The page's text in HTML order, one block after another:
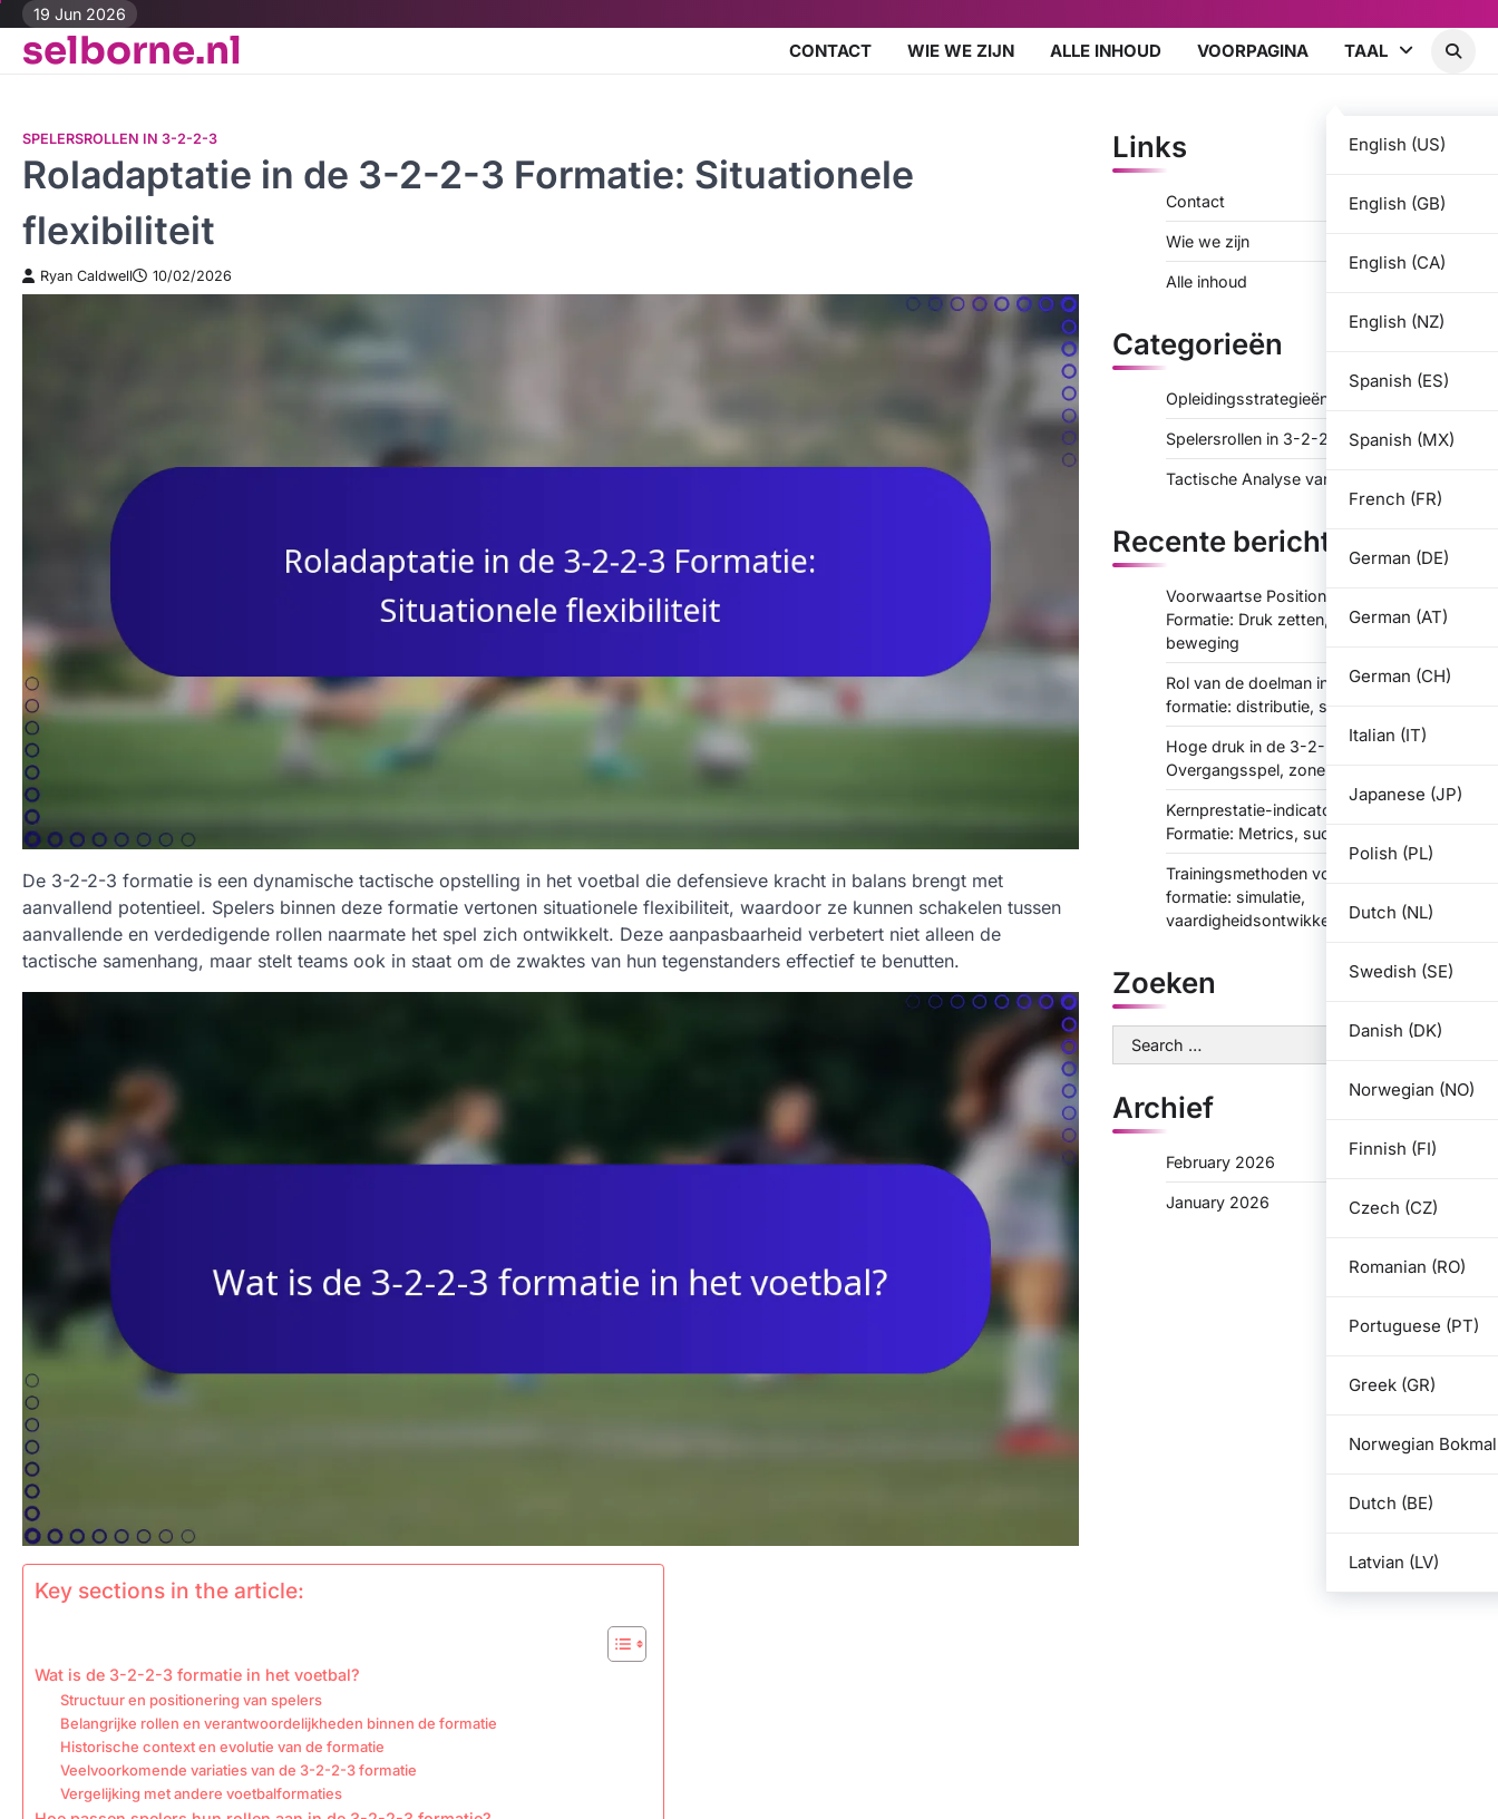
Skip
content
19 Jun 2026
selborne.nl CONTACT WIE WE ZIJN ALLE INHOUD VOORPAGINA TAAL
English (US)
English (GB)
English (CA)
English (NZ)
Spanish (ES)
Spanish (MX)
French (FR)
German (DE)
German (AT)
German (CH)
Italian (IT)
Japanese (JP)
Polish (PL)
Dutch (NL)
Swedish (SE)
Danish (DK)
Norwegian (NO)
Finnish (FI)
Czech (CZ)
Romanian (RO)
Portuguese (PT)
Greek (GR)
Norwegian
Dutch (BE)
Latvian (LV)
SPELERSROLLEN IN 3-2-2-3
Roladaptatie in de 3-2-2-3 Formatie: Situationele
flexibiliteit
Ryan Caldwell 10/02/2026
De 3-2-2-3 formatie is een dynamische tactische opstelling in het voetbal die defensieve kracht in balans brengt met
aanvallend potentieel. Spelers binnen deze formatie vertonen situationele flexibiliteit, waardoor ze kunnen schakelen tussen
aanvallende en verdedigende rollen naarmate het spel zich ontwikkelt. Deze aanpasbaarheid verbetert niet alleen de
tactische samenhang, maar stelt teams ook in staat om de zwaktes van hun tegenstanders effectief te benutten.
Key sections in the article:
Wat is de 3-2-2-3 formatie in het voetbal?
Structuur en positionering van spelers
Belangrijke rollen en verantwoordelijkheden binnen de formatie
Historische context en evolutie van de formatie
Veelvoorkomende variaties van de 3-2-2-3 formatie
Vergelijking met andere voetbalformaties
Links
Contact
Wie we zijn
Alle inhoud
Categorieën
Opleidingsstrategieën voor 3-2-2-3
Spelersrollen in 3-2-2-3
Tactische Analyse van 3-2-2-3
Recente berichten
Voorwaartse Positionering in de 3-2-2-3
Formatie: Druk zetten, doelpunten maken
beweging
Rol van de doelman in de 3-2-2-3
formatie: distributie, schotafhandeling
Hoge druk in de 3-2-2-3 formatie:
Overgangsspel, zone-dekking
Kernprestatie-indicatoren in de 3-2-2-3
Formatie: Metrics, succesmeting
Trainingsmethoden voor de 3-2-2-3
formatie: simulatie,
vaardigheidsontwikkeling
Zoeken
Search
for:
Archief
February 2026
January 2026